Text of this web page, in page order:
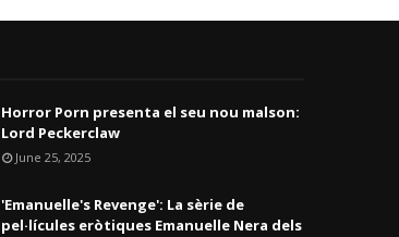
Horror Porn presenta el seu nou malson:
Lord Peckerclaw
June 25, 2025
'Emanuelle's Revenge': La sèrie de
pel·lícules eròtiques Emanuelle Nera dels